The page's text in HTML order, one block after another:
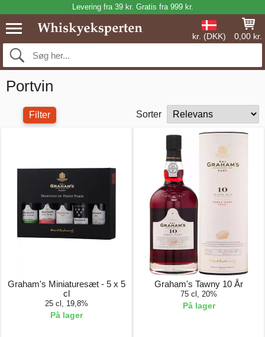
Levering fra 39 kr. Gratis fra 999 kr.
kr. (DKK) 0,00 kr.
Portvin
Filter Sorter
Graham's Miniaturesæt - 5 x 5
cl
25 cl, 19,8%
På lager
Graham's Tawny 10 År
75 cl, 20%
På lager